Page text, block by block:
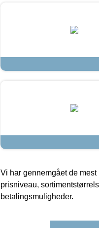
Vi har gennemgået de
prisniveau,
betalingsmuligheder.